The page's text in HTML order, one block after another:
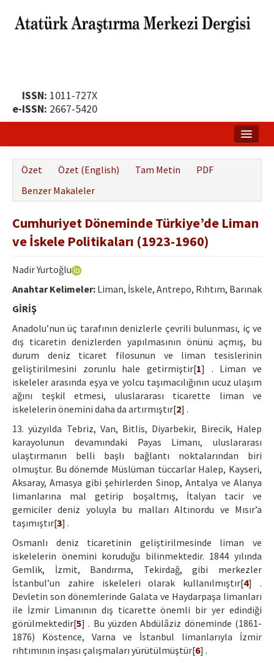
ISSN: 1011-727X
e-ISSN: 2667-5420
Yayın Politikası
Dergi Kurulları
Etik İlkeler
Yazar Rehberi
Hakem Rehberi
İletişim
Özet Özet (English) Tam Metin
PDF
Benzer Makaleler
Cumhuriyet Döneminde Türkiye’de Liman
ve İskele Politikaları (1923-1960)
Nadir Yurtoğlu
Anahtar Kelimeler: Liman, İskele, Antrepo, Rıhtım, Barınak
GİRİŞ
Anadolu’nun üç tarafının denizlerle çevrili bulunması, iç ve
dış ticaretin denizlerden yapılmasının önünü açmış, bu
durum deniz ticaret filosunun ve liman tesislerinin
geliştirilmesini zorunlu hale getirmiştir[1] . Liman ve
iskeleler arasında eşya ve yolcu taşımacılığının ucuz ulaşım
ağını teşkil etmesi, uluslararası ticarette liman ve
iskelelerin önemini daha da artırmıştır[2] .
13. yüzyılda Tebriz, Van, Bitlis, Diyarbekir, Birecik, Halep
karayolunun devamındaki Payas Limanı, uluslararası
ulaştırmanın belli başlı bağlantı noktalarından biri
olmuştur. Bu dönemde Müslüman tüccarlar Halep, Kayseri,
Aksaray, Amasya gibi şehirlerden Sinop, Antalya ve Alanya
limanlarına mal getirip boşaltmış, İtalyan tacir ve
gemiciler deniz yoluyla bu malları Altınordu ve Mısır’a
taşımıştır[3] .
Osmanlı deniz ticaretinin geliştirilmesinde liman ve
iskelelerin önemini koruduğu bilinmektedir. 1844 yılında
Gemlik, İzmit, Bandırma, Tekirdağ, gibi merkezler
İstanbul’un zahire iskeleleri olarak kullanılmıştır[4] .
Devletin son dönemlerinde Galata ve Haydarpaşa limanları
ile İzmir Limanının dış ticarette önemli bir yer edindiği
görülmektedir[5] . Bu yüzden Abdülâziz döneminde (1861-
1876) Köstence, Varna ve İstanbul limanlarıyla İzmir
rıhtımının inşası çalışmaları yürütülmüştür[6] .